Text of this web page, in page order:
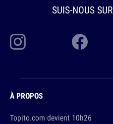
SUIS-NOUS SUR
À PROPOS
Topito.com devient 10h26